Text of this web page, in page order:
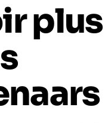
plus